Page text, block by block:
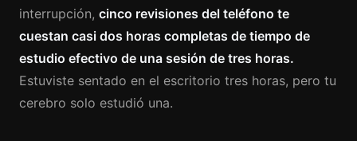
interrupción, cinco revisiones del teléfono te
cuestan casi dos horas completas de tiempo de
estudio efectivo de una sesión de tres horas.
Estuviste sentado en el escritorio tres horas, pero tu
cerebro solo estudió una.